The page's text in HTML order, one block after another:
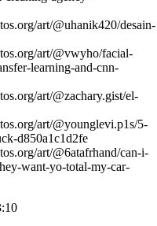
art/@uhanik420/desain-
art/@vwyho/facial-
learning-and-cnn-
art/@zachary.gist/el-
art/@younglevi.p1s/5-
d850a1c1d2fe
art/@6atafrhand/can-i-
want-yo-total-my-car-